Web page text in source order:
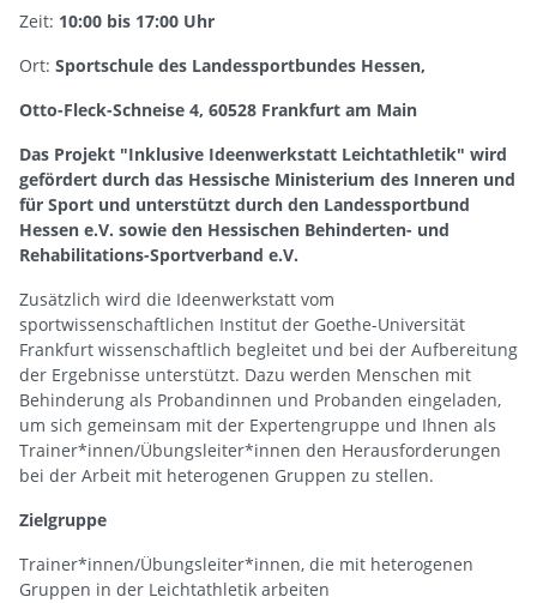
Zeit: 10:00 bis 17:00 Uhr
Ort: Sportschule des Landessportbundes Hessen,
Otto-Fleck-Schneise 4, 60528 Frankfurt am Main
Das Projekt "Inklusive Ideenwerkstatt Leichtathletik" wird
gefördert durch das Hessische Ministerium des Inneren und
für Sport und unterstützt durch den Landessportbund
Hessen e.V. sowie den Hessischen Behinderten- und
Rehabilitations-Sportverband e.V.
Zusätzlich wird die Ideenwerkstatt vom
sportwissenschaftlichen Institut der Goethe-Universität
Frankfurt wissenschaftlich begleitet und bei der Aufbereitung
der Ergebnisse unterstützt. Dazu werden Menschen mit
Behinderung als Probandinnen und Probanden eingeladen,
um sich gemeinsam mit der Expertengruppe und Ihnen als
Trainer*innen/Übungsleiter*innen den Herausforderungen
bei der Arbeit mit heterogenen Gruppen zu stellen.
Zielgruppe
Trainer*innen/Übungsleiter*innen, die mit heterogenen
Gruppen in der Leichtathletik arbeiten